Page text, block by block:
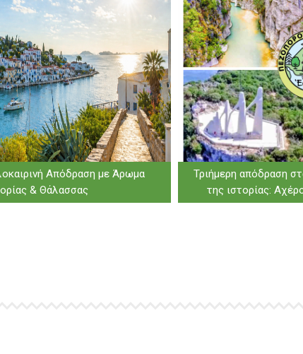
Απόδραση με Άρωμα
& Θάλασσας
Τριήμερη απόδραση
της ιστορίας: